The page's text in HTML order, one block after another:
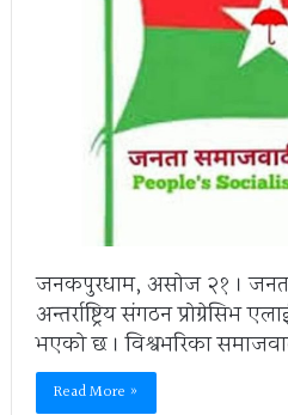
जनकपुरधाम, असोज २१ । जनता
अन्तर्राष्ट्रिय संगठन प्रोग्रेसिभ
भएको छ । विश्वभरिका
Read More »